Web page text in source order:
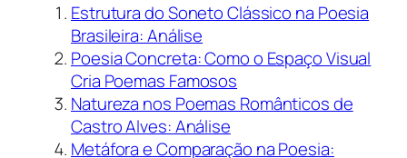
Estrutura do Soneto Clássico na Poesia
Brasileira: Análise
Poesia Concreta: Como o Espaço Visual
Cria Poemas Famosos
Natureza nos Poemas Românticos de
Castro Alves: Análise
Metáfora e Comparação na Poesia: